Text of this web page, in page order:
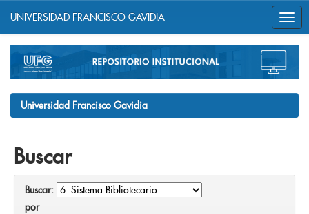
navigation
UNIVERSIDAD FRANCISCO GAVIDIA
Universidad Francisco Gavidia
Buscar
Buscar:
por